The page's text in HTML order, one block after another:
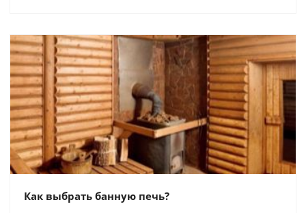
Как выбрать банную печь?